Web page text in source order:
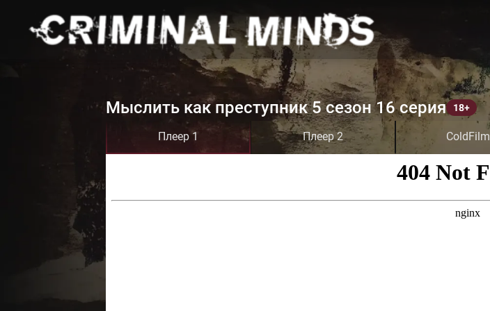
Мыслить как преступник 5 сезон 16 серия
Плеер 1 Плеер 2 ColdFilm